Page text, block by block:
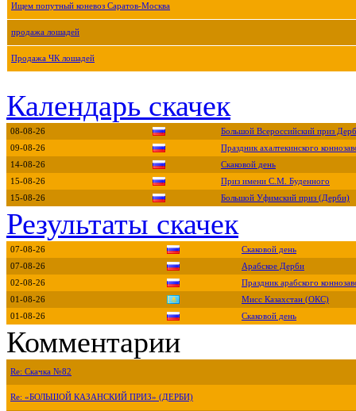
Ищем попутный коневоз Саратов-Москва
продажа лошадей
Продажа ЧК лошадей
Календарь скачек
08-08-26
Большой Всероссийский приз
09-08-26
Праздник ахалтекинского
14-08-26
Скаковой день
15-08-26
Приз имени С.М. Буденного
15-08-26
Большой Уфимский приз (Дерби)
Результаты скачек
07-08-26
Скаковой день
07-08-26
Арабское Дерби
02-08-26
Праздник арабского
01-08-26
Мисс Казахстан (ОКС)
01-08-26
Скаковой день
Комментарии
Re: Скачка №82
Re: «БОЛЬШОЙ КАЗАНСКИЙ ПРИЗ» (ДЕРБИ)